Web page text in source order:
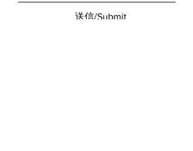
送信/Submit